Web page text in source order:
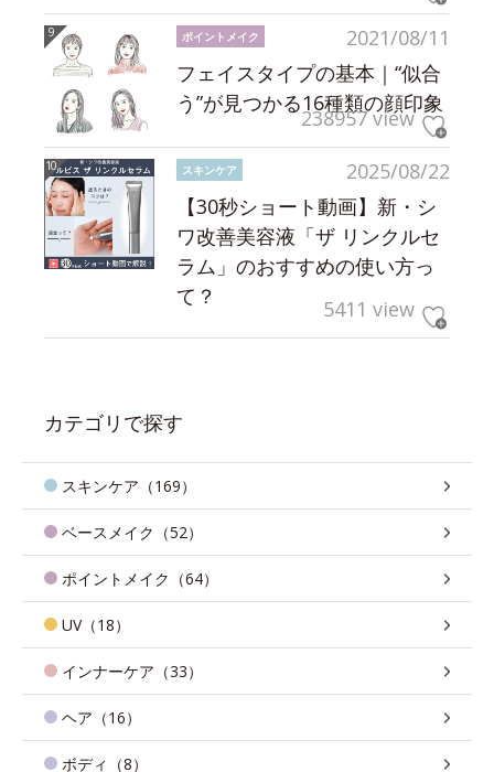
2021/08/11
ポイントメイク
フェイスタイプの基本｜“似合
う”が見つかる16種類の顔印象
238957 view
2025/08/22
スキンケア
【30秒ショート動画】新・シ
ワ改善美容液「ザ リンクルセ
ラム」のおすすめの使い方っ
て？
5411 view
カテゴリで探す
スキンケア（169）
ベースメイク（52）
ポイントメイク（64）
UV（18）
インナーケア（33）
ヘア（16）
ボディ（8）